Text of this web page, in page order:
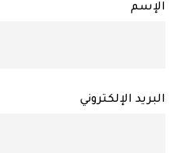
الإسم
البريد الإلكتروني